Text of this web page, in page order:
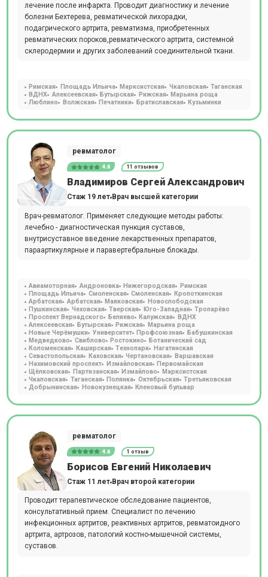
лечение после инфаркта. Проводит диагностику и лечение
болезни Бехтерева, ревматической лихорадки,
подагрического артрита, ревматизма, приобретенных
ревматических пороков,ревматического артрита, системной
склеродермии и других заболеваний соединительной ткани.
Римская Площадь Ильича Марксистская Чкаловская
Таганская
ВДНХ
Алексеевская Бутырская Рижская
Марьина роща
Люблино
Волжская Печатники Братиславская Кузьминки
ревматолог
4.8 11 отзывов
Владимиров Сергей Александрович
Стаж 19 лет Врач высшей категории
Врач-ревматолог. Применяет следующие методы работы:
лечебно - диагностическая пункция суставов,
внутрисуставное введение лекарственных препаратов,
параартикулярные и паравертебральные блокады.
Авиамоторная Андроновка Нижегородская
Римская
Площадь Ильича
Смоленская Смоленская
Кропоткинская
Арбатская
Арбатская Маяковская
Новослободская
Пушкинская
Чеховская Тверская Юго-Западная
Тропарёво
Проспект Вернадского
Беляево Калужская
ВДНХ
Алексеевская
Бутырская Рижская
Марьина роща
Новые Черёмушки
Университет Профсоюзная
Бабушкинская
Медведково
Свиблово Ростокино
Ботанический сад
Коломенская
Каширская Технопарк
Нагатинская
Севастопольская
Каховская Чертановская
Варшавская
Нахимовский проспект
Измайловская
Первомайская
Щёлковская
Партизанская Измайлово
Марксистская
Чкаловская
Таганская Полянка Октябрьская
Третьяковская
Добрынинская
Новокузнецкая Кленовый бульвар
ревматолог
4.8 1 отзыв
Борисов Евгений Николаевич
Стаж 11 лет Врач второй категории
Проводит терапевтическое обследование пациентов,
консультативный прием. Специалист по лечению
инфекционных артритов, реактивных артритов, ревматоидного
артрита, артрозов, патологий костно-мышечной системы,
суставов.